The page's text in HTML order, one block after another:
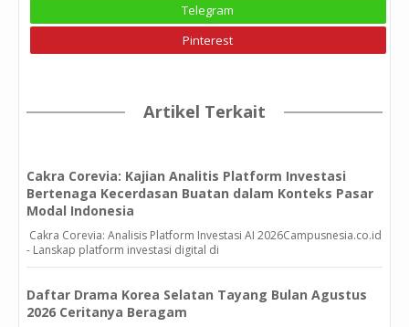
Telegram
Pinterest
Artikel Terkait
Cakra Corevia: Kajian Analitis Platform Investasi
Bertenaga Kecerdasan Buatan dalam Konteks Pasar
Modal Indonesia
Cakra Corevia: Analisis Platform Investasi AI 2026Campusnesia.co.id
- Lanskap platform investasi digital di
Daftar Drama Korea Selatan Tayang Bulan Agustus
2026 Ceritanya Beragam